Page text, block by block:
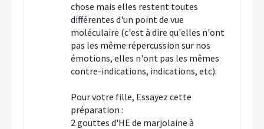
chose mais elles restent toutes
différentes d'un point de vue
moléculaire (c'est à dire qu'elles n'ont
pas les même répercussion sur nos
émotions, elles n'ont pas les mêmes
contre-indications, indications, etc).
Pour votre fille, Essayez cette
préparation :
2 gouttes d'HE de marjolaine à